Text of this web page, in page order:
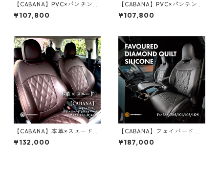
【CABANA】PVC×パンチング
本革 シートカバー ロイヤルラ
イン ブラックレーベル（F系）
¥107,800
【CABANA】PVC×パンチング
本革 シートカバー ロイヤルラ
イン ブラウンベティ（F系）
¥107,800
【CABANA】本革×スエード
シートカバー ロイヤルライン
ブラウンベティ（F系）
¥132,000
【CABANA】フェイバード ダ
イヤモンドキルト シリコーン
シートカバー【F66/F65/U25/
¥187,000